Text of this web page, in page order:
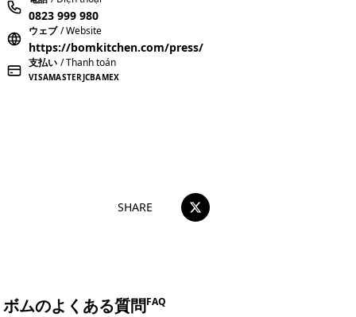
0823 999 980
ウェブ / Website
https://bomkitchen.com/press/
支払い / Thanh toán
VISAMASTERJCBAMEX
SHARE
ボムのよくある質問FAQ